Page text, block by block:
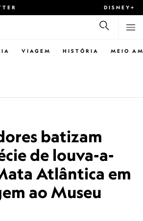
DISNEY+
VIAGEM HISTÓRIA MEIO
batizam
de louva-a-
Atlântica em
ao Museu